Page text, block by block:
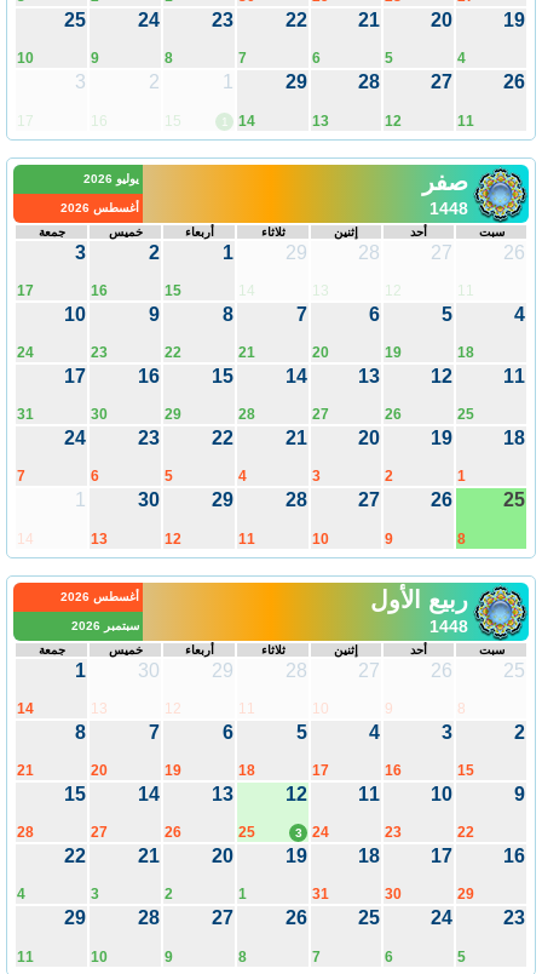
19
4
20
5
21
6
22
7
23
8
24
9
25
10
26
11
27
12
28
13
29
14
1
15 1
2
16
3
17
صفر
1448
يوليو 2026
أغسطس 2026
سبت
أحد إثنين ثلاثاء أربعاء خميس جمعة
26
11
27
12
28
13
29
14
1
15
2
16
3
17
4
18
5
19
6
20
7
21
8
22
9
23
10
24
11
25
12
26
13
27
14
28
15
29
16
30
17
31
18
1
19
2
20
3
21
4
22
5
23
6
24
7
25
8
26
9
27
10
28
11
29
12
30
13
1
14
ربيع الأول
1448
أغسطس 2026
سبتمبر 2026
سبت
أحد إثنين ثلاثاء أربعاء خميس جمعة
25
8
26
9
27
10
28
11
29
12
30
13
1
14
2
15
3
16
4
17
5
18
6
19
7
20
8
21
9
22
10
23
11
24
12
25 3
13
26
14
27
15
28
16
29
17
30
18
31
19
1
20
2
21
3
22
4
23
5
24
6
25
7
26
8
27
9
28
10
29
11